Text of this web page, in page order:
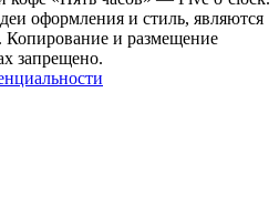
оформления и стиль, являются
Копирование и размещение
запрещено.